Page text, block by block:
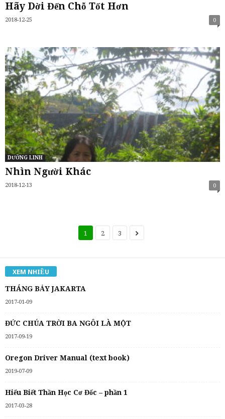
Hãy Dời Đến Chỗ Tốt Hơn
2018-12-25 0
DƯỠNG LINH
Nhìn Người Khác
2018-12-13 0
1 2 3
XEM NHIỀU
THÁNG BẢY JAKARTA
2017-01-09
ĐỨC CHÚA TRỜI BA NGÔI LÀ MỘT
2017-09-19
Oregon Driver Manual (text book)
2019-07-09
Hiểu Biết Thần Học Cơ Đốc – phần 1
2017-03-28